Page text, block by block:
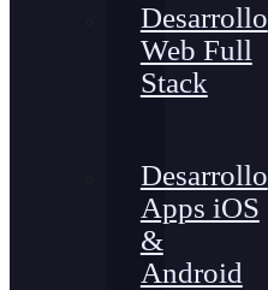
Desarrollo
Web Full
Stack
Desarrollo
Apps iOS
&
Android